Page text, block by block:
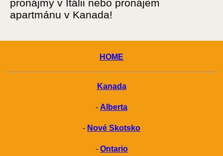
pronájmy v Itálii nebo pronájem
apartmánu v Kanada!
HOME
Kanada
- Alberta
- Nové Skotsko
- Ontario